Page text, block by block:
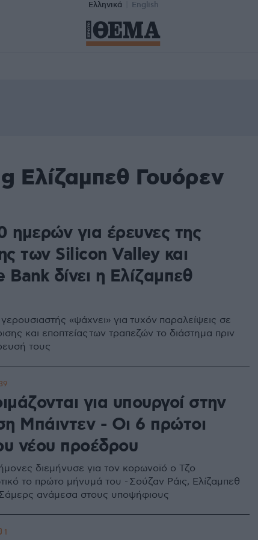
Ελληνικά English
Ελίζαμπεθ Γουόρεν
ημερών για έρευνες της
των Silicon Valley και
δίνει η Ελίζαμπεθ
«ψάχνει» για τυχόν παραλείψεις σε
και εποπτείας των τραπεζών το διάστημα πριν
τους
για υπουργοί στην
Μπάιντεν - Οι 6 πρώτοι
νέου προέδρου
διεμήνυσε για τον κορωνοϊό ο Τζο
το πρώτο μήνυμά του - Σούζαν Ράις, Ελίζαμπεθ
ανάμεσα στους υποψήφιους
39
1